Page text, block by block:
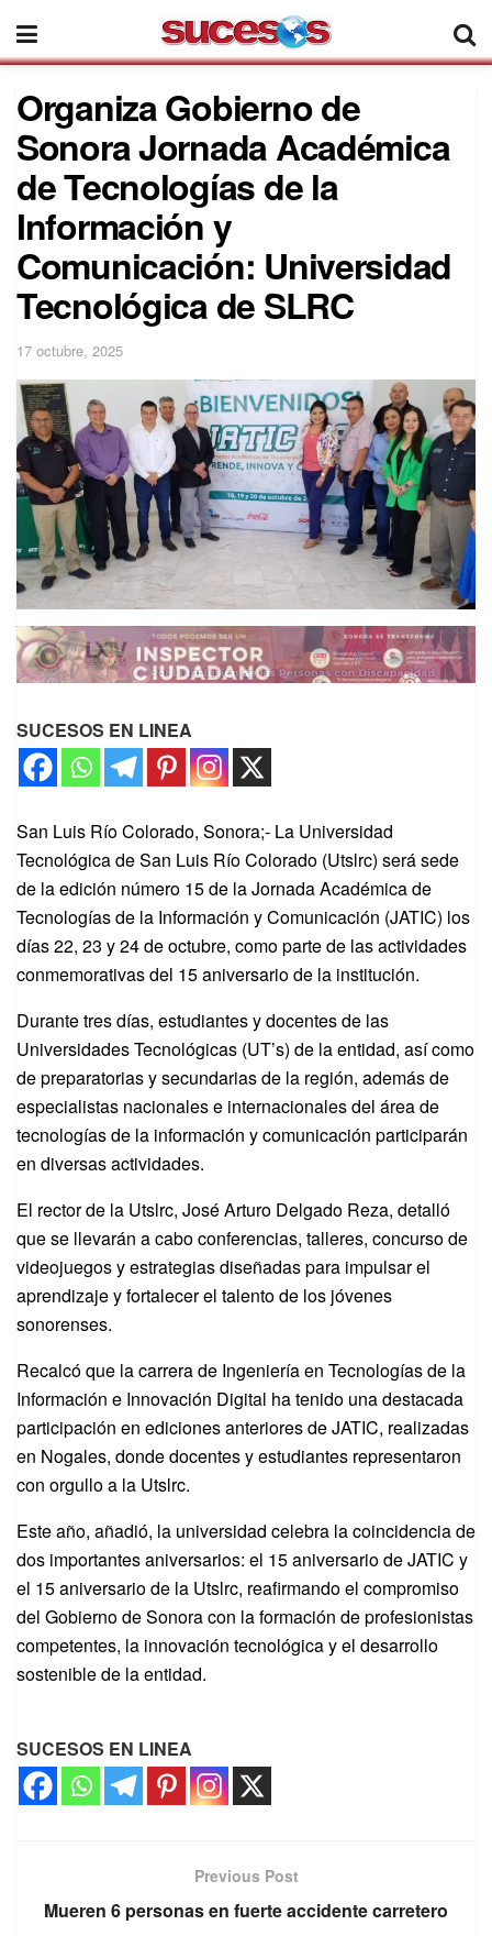
Organiza Gobierno de
Sonora Jornada Académica
de Tecnologías de la
Información y
Comunicación: Universidad
Tecnológica de SLRC
17 octubre, 2025
SUCESOS EN LINEA
San Luis Río Colorado, Sonora;- La Universidad
Tecnológica de San Luis Río Colorado (Utslrc) será sede
de la edición número 15 de la Jornada Académica de
Tecnologías de la Información y Comunicación (JATIC) los
días 22, 23 y 24 de octubre, como parte de las actividades
conmemorativas del 15 aniversario de la institución.
Durante tres días, estudiantes y docentes de las
Universidades Tecnológicas (UT’s) de la entidad, así como
de preparatorias y secundarias de la región, además de
especialistas nacionales e internacionales del área de
tecnologías de la información y comunicación participarán
en diversas actividades.
El rector de la Utslrc, José Arturo Delgado Reza, detalló
que se llevarán a cabo conferencias, talleres, concurso de
videojuegos y estrategias diseñadas para impulsar el
aprendizaje y fortalecer el talento de los jóvenes
sonorenses.
Recalcó que la carrera de Ingeniería en Tecnologías de la
Información e Innovación Digital ha tenido una destacada
participación en ediciones anteriores de JATIC, realizadas
en Nogales, donde docentes y estudiantes representaron
con orgullo a la Utslrc.
Este año, añadió, la universidad celebra la coincidencia de
dos importantes aniversarios: el 15 aniversario de JATIC y
el 15 aniversario de la Utslrc, reafirmando el compromiso
del Gobierno de Sonora con la formación de profesionistas
competentes, la innovación tecnológica y el desarrollo
sostenible de la entidad.
SUCESOS EN LINEA
Previous Post
Mueren 6 personas en fuerte accidente carretero